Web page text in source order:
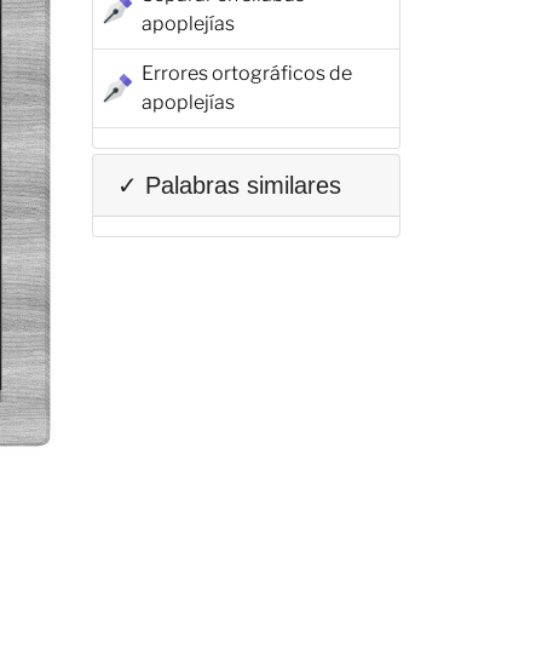
apoplejías
Errores ortográficos de
apoplejías
✓ Palabras similares